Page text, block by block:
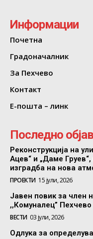
Информации
Почетна
Градоначалник
За Пехчево
Контакт
Е-пошта – линк
Последно
Реконструкција на
Ацев“ и „Даме
изградба на нова
ПРОЕКТИ 15 јули, 2026
Јавен повик за член
,,Комуналец” Пехчево
ВЕСТИ 03 јули, 2026
Одлука за